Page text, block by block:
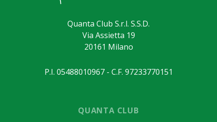
Quanta Club S.r.l. S.S.D.
Via Assietta 19
20161 Milano
P.I. 05488010967 - C.F. 97233770151
QUANTA CLUB